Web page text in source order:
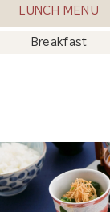
LUNCH MENU
Breakfast